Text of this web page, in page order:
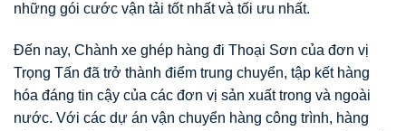
những gói cước vận tải tốt nhất và tối ưu nhất.
Đến nay, Chành xe ghép hàng đi Thoại Sơn của đơn vị
Trọng Tấn đã trở thành điểm trung chuyển, tập kết hàng
hóa đáng tin cậy của các đơn vị sản xuất trong và ngoài
nước. Với các dự án vận chuyển hàng công trình, hàng